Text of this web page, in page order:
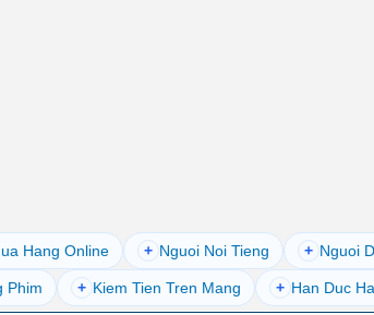
Hang Online + Nguoi Noi Tieng + Nguoi
Phim + Kiem Tien Tren Mang + Han Duc